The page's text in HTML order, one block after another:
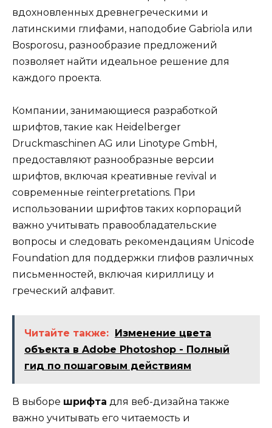
вдохновленных древнегреческими и
латинскими глифами, наподобие Gabriola или
Bosporosu, разнообразие предложений
позволяет найти идеальное решение для
каждого проекта.
Компании, занимающиеся разработкой
шрифтов, такие как Heidelberger
Druckmaschinen AG или Linotype GmbH,
предоставляют разнообразные версии
шрифтов, включая креативные revival и
современные reinterpretations. При
использовании шрифтов таких корпораций
важно учитывать правообладательские
вопросы и следовать рекомендациям Unicode
Foundation для поддержки глифов различных
письменностей, включая кириллицу и
греческий алфавит.
Читайте также:
Изменение цвета
объекта в Adobe Photoshop - Полный
гид по пошаговым действиям
В выборе шрифта для веб-дизайна также
важно учитывать его читаемость и